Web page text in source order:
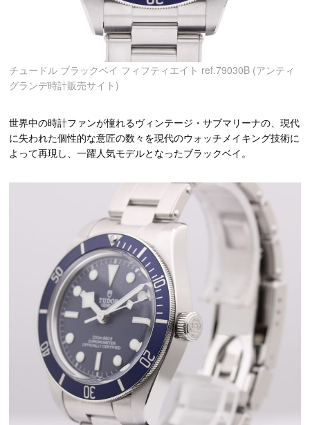
チュードル ブラックベイ フィフティエイト ref.79030B (アンティ
グランデ時計販売サイト)
世界中の時計ファンが憧れるヴィンテージ・サブマリーナの、現代
に失われた個性的な意匠の数々を現代のウォッチメイキング技術に
よって再現し、一躍人気モデルとなったブラックベイ。